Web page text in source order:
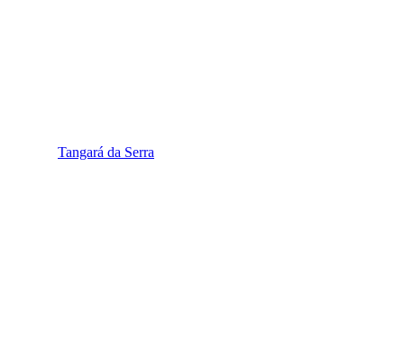
Tangará da Serra